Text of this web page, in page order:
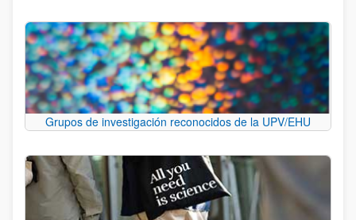
Grupos de investigación reconocidos de la UPV/EHU